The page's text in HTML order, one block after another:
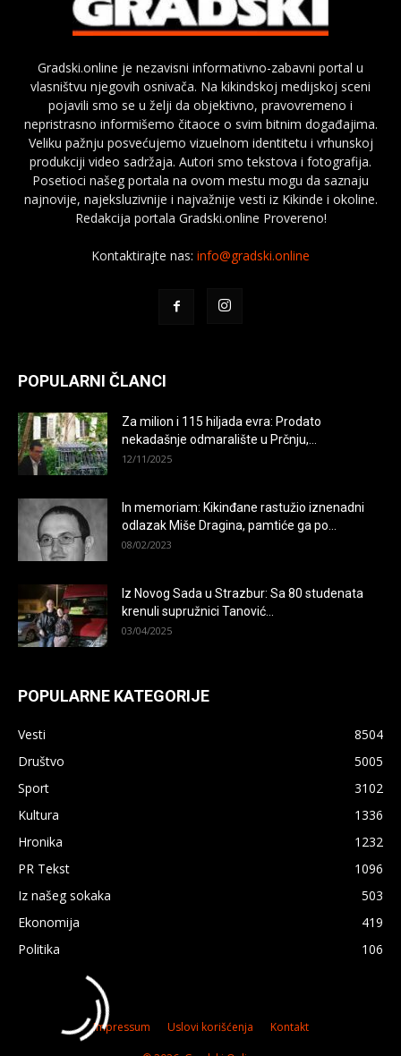
Gradski.online je nezavisni informativno-zabavni portal u
vlasništvu njegovih osnivača. Na kikindskoj medijskoj sceni
pojavili smo se u želji da objektivno, pravovremeno i
nepristrasno informišemo čitaoce o svim bitnim događajima.
Veliku pažnju posvećujemo vizuelnom identitetu i vrhunskoj
produkciji video sadržaja. Autori smo tekstova i fotografija.
Posetioci našeg portala na ovom mestu mogu da saznaju
najnovije, najeksluzivnije i najvažnije vesti iz Kikinde i okoline.
Redakcija portala Gradski.online Provereno!
Kontaktirajte nas: info@gradski.online
POPULARNI ČLANCI
Za milion i 115 hiljada evra: Prodato
nekadašnje odmaralište u Prčnju,...
12/11/2025
In memoriam: Kikinđane rastužio iznenadni
odlazak Miše Dragina, pamtiće ga po...
08/02/2023
Iz Novog Sada u Strazbur: Sa 80 studenata
krenuli supružnici Tanović...
03/04/2025
POPULARNE KATEGORIJE
Vesti
8504
Društvo
5005
Sport
3102
Kultura
1336
Hronika
1232
PR Tekst
1096
Iz našeg sokaka
503
Ekonomija
419
Politika
106
Impressum Uslovi korišćenja Kontakt